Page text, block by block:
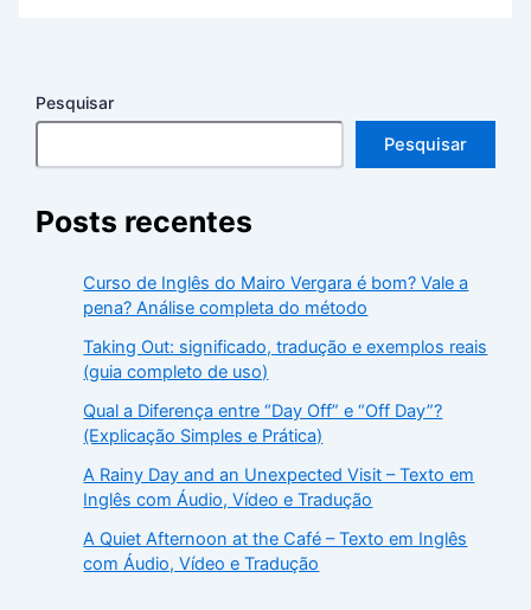
Pesquisar
Pesquisar
Posts recentes
Curso de Inglês do Mairo Vergara é bom? Vale a
pena? Análise completa do método
Taking Out: significado, tradução e exemplos reais
(guia completo de uso)
Qual a Diferença entre “Day Off” e “Off Day”?
(Explicação Simples e Prática)
A Rainy Day and an Unexpected Visit – Texto em
Inglês com Áudio, Vídeo e Tradução
A Quiet Afternoon at the Café – Texto em Inglês
com Áudio, Vídeo e Tradução